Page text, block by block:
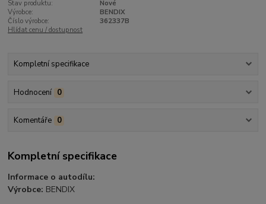
Stav produktu:
Nové
Výrobce:
BENDIX
Číslo výrobce:
362337B
Hlídat cenu / dostupnost
Kompletní specifikace
Hodnocení 0
Komentáře 0
Kompletní specifikace
Informace o autodílu:
Výrobce: BENDIX